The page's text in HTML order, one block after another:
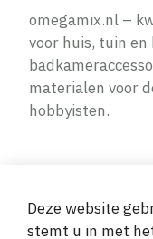
omegamix.nl –
voor huis, tuin en
materialen voor
hobbyisten.
Deze website
stemt u in met